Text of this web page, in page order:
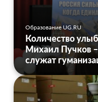
Образование UG.RU
Количество
Михаил Пучков –
служат